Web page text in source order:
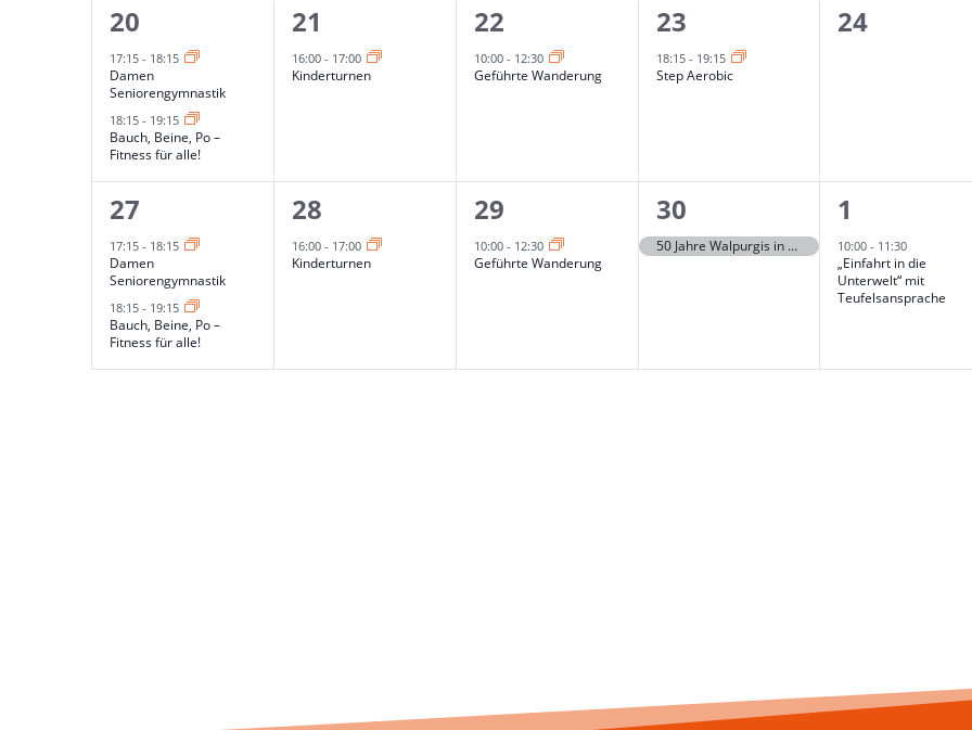
2
Veranstaltungen,
20
17:15 - 18:15
Damen
Seniorengymnastik
18:15 - 19:15
Bauch, Beine, Po –
Fitness für alle!
1
Veranstaltung,
21
16:00 - 17:00
Kinderturnen
1
Veranstaltung,
22
10:00 - 12:30
Geführte Wanderung
1
Veranstaltung,
23
18:15 - 19:15
Step Aerobic
0
24
2
Veranstaltungen,
27
17:15 - 18:15
Damen
Seniorengymnastik
18:15 - 19:15
Bauch, Beine, Po –
Fitness für alle!
1
Veranstaltung,
28
16:00 - 17:00
Kinderturnen
1
Veranstaltung,
29
10:00 - 12:30
Geführte Wanderung
1
Veranstaltung,
30
50 Jahre Walpurgis in Sankt Andreasberg
1
1
10:00- 11:30
„Einfahrt in die
Unterwelt“ mit
Teufelsansprache